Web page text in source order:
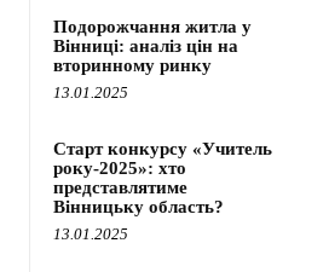
Подорожчання житла у
Вінниці: аналіз цін на
вторинному ринку
13.01.2025
Старт конкурсу «Учитель
року-2025»: хто
представлятиме
Вінницьку область?
13.01.2025